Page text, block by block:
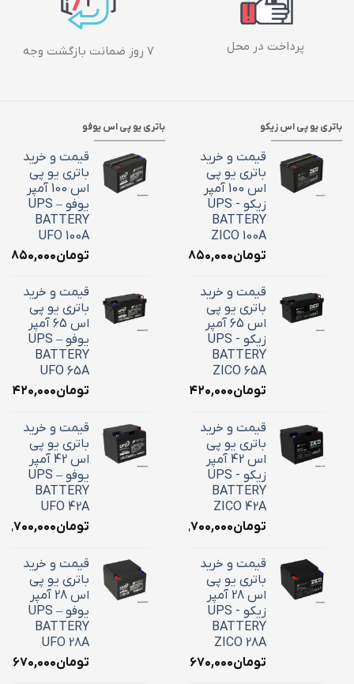
پرداخت در محل ۷ روز ضمانت بازگشت وجه
باتری یو پی اس زیکو
قیمت و خرید
باتری یو پی
اس 100 آمپر
زیکو - UPS
BATTERY
ZICO 100A
تومان۳۶,۸۵۰,۰۰۰
قیمت و خرید
باتری یو پی
اس 65 آمپر
زیکو - UPS
BATTERY
ZICO 65A
تومان۲۴,۴۲۰,۰۰۰
قیمت و خرید
باتری یو پی
اس 42 آمپر
زیکو - UPS
BATTERY
ZICO 42A
تومان۱۸,۷۰۰,۰۰۰
قیمت و خرید
باتری یو پی
اس 28 آمپر
زیکو - UPS
BATTERY
ZICO 28A
تومان۱۰,۶۷۰,۰۰۰
باتری یو پی اس یوفو
قیمت و خرید
باتری یو پی
اس 100 آمپر
یوفو – UPS
BATTERY
UFO 100A
تومان
قیمت و خرید
باتری یو پی
اس 65 آمپر
یوفو – UPS
BATTERY
UFO 65A
تومان
قیمت و خرید
باتری یو پی
اس 42 آمپر
یوفو – UPS
BATTERY
UFO 42A
تومان
قیمت و خرید
باتری یو پی
اس 28 آمپر
یوفو – UPS
BATTERY
UFO 28A
تومان۱۰,۶۷۰,۰۰۰